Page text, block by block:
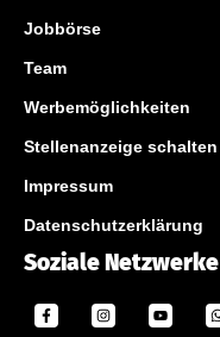
Jobbörse
Team
Werbemöglichkeiten
Stellenanzeige schalten
Impressum
Datenschutzerklärung
Soziale Netzwerke